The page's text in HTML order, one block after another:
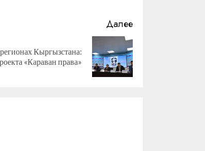
Далее
Кыргызстана:
«Караван права»